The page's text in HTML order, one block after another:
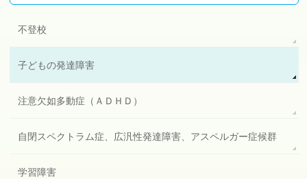
不登校
子どもの発達障害
注意欠如多動症（ＡＤＨＤ）
自閉スペクトラム症、広汎性発達障害、アスペルガー症候群
学習障害